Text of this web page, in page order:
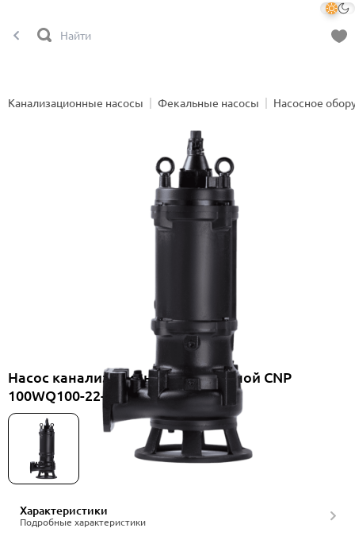
Канализационные насосы Фекальные насосы Насосное
Насос канализационный погружной CNP
100WQ100-22-11HES(I)
Характеристики
Подробные характеристики